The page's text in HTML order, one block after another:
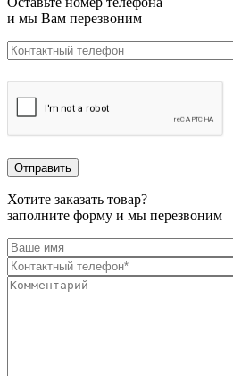
и мы Вам перезвоним
Хотите заказать товар?
заполните форму и мы перезвоним